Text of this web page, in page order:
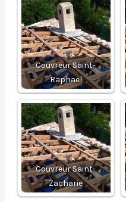
Couvreur Saint-
Raphael
Couvreur Saint-
Zacharie